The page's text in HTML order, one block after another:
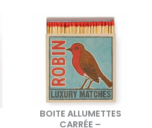
BOITE ALLUMETTES
CARRÉE –